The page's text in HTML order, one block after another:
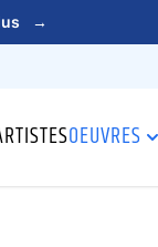
→
OEUVRES